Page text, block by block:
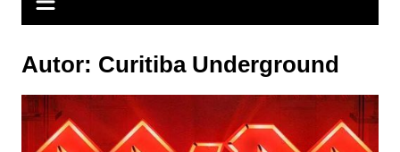
Autor: Curitiba Underground